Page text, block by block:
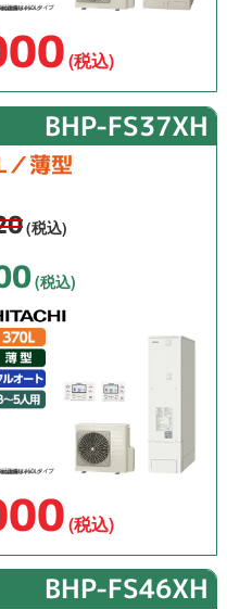
(税込)
BHP-FS37XH
薄型
(税込)
(税込)
(税込)
BHP-FS46XH